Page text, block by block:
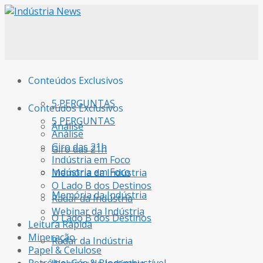
Conteúdos Exclusivos
5 PERGUNTAS
Análise
Giro das 21h
Indústria em Foco
Memória da Indústria
O Lado B dos Destinos
Radar da Indústria
Conteúdos Exclusivos
5 PERGUNTAS
Análise
Giro das 21h
Indústria em Foco
Memória da Indústria
O Lado B dos Destinos
Radar da Indústria
Webinar da Indústria
Leitura Rápida
Mineração
Papel & Celulose